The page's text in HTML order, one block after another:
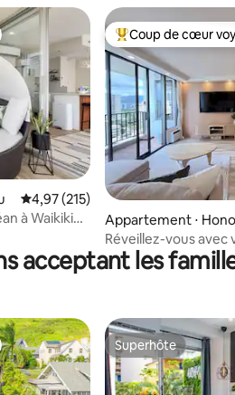
: 4,98 sur 5
Évaluation moyenne sur la base
4,97 (215)
à Waikiki
Coups de cœur
Coup de cœur
Appartement ⋅
Réveillez-vous avec
Appartement 2
gratuit
acceptant les
Superhôte
Superhôte